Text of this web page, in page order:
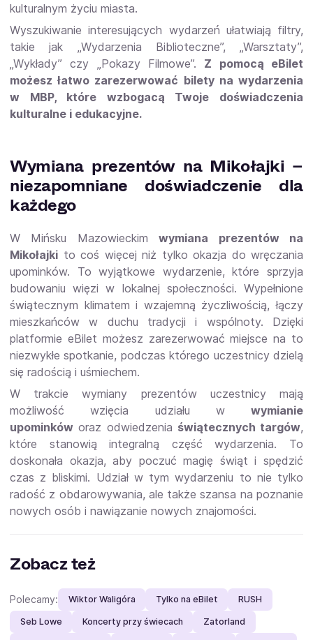
kulturalnym życiu miasta.
Wyszukiwanie interesujących wydarzeń ułatwiają filtry,
takie jak „Wydarzenia Biblioteczne”, „Warsztaty”,
„Wykłady” czy „Pokazy Filmowe”. Z pomocą eBilet
możesz łatwo zarezerwować bilety na wydarzenia
w MBP, które wzbogacą Twoje doświadczenia
kulturalne i edukacyjne.
Wymiana prezentów na Mikołajki –
niezapomniane doświadczenie dla
każdego
W Mińsku Mazowieckimwymiana prezentów na
Mikołajki to coś więcej niż tylko okazja do wręczania
upominków. To wyjątkowe wydarzenie, które sprzyja
budowaniu więzi w lokalnej społeczności. Wypełnione
świątecznym klimatem i wzajemną życzliwością, łączy
mieszkańców w duchu tradycji i wspólnoty. Dzięki
platformie eBilet możesz zarezerwować miejsce na to
niezwykłe spotkanie, podczas którego uczestnicy dzielą
się radością i uśmiechem.
W trakcie wymiany prezentów uczestnicy mają
możliwość wzięcia udziału w wymianie
upominków oraz odwiedzenia świątecznych targów,
które stanowią integralną część wydarzenia. To
doskonała okazja, aby poczuć magię świąt i spędzić
czas z bliskimi. Udział w tym wydarzeniu to nie tylko
radość z obdarowywania, ale także szansa na poznanie
nowych osób i nawiązanie nowych znajomości.
Zobacz też
Polecamy: Wiktor Waligóra Tylko na eBilet RUSH
Seb Lowe Koncerty przy świecach Zatorland